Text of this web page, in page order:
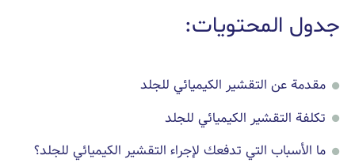
جدول المحتويات:
مقدمة عن التقشير الكيميائي للجلد
تكلفة التقشير الكيميائي للجلد
ما الأسباب التي تدفعك لإجراء التقشير الكيميائي للجلد؟